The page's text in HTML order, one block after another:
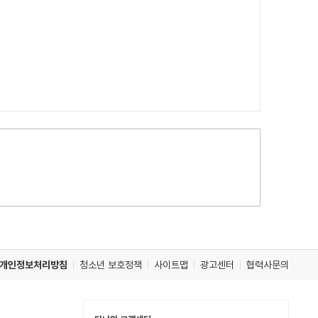
개인정보처리방침 청소년 보호정책 사이트맵 광고센터 협력사문의